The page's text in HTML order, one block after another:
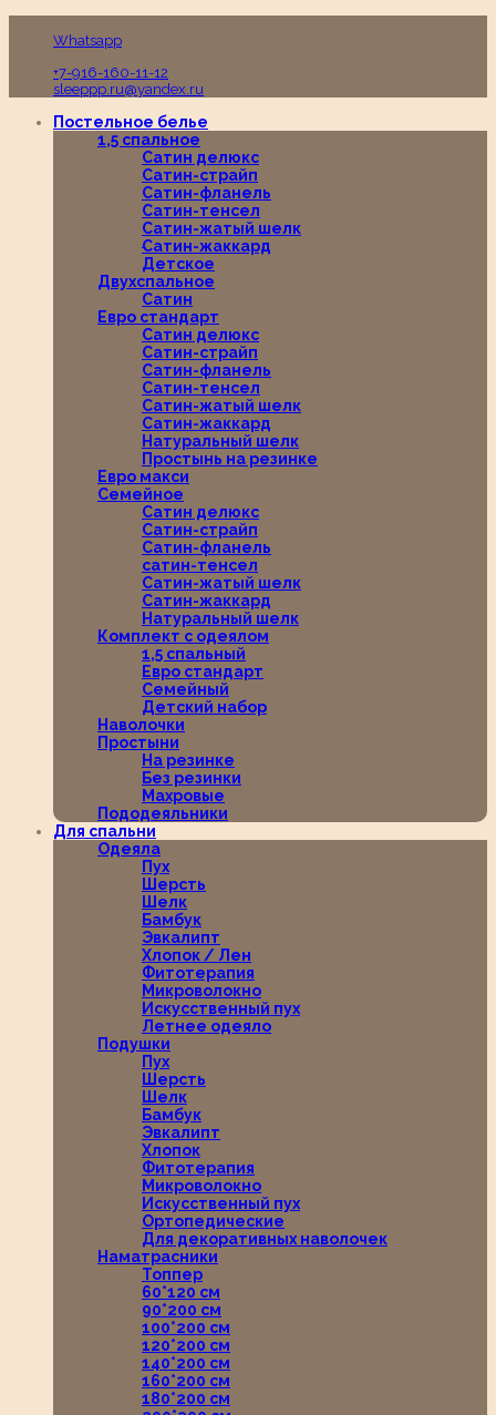
Whatsapp
+7-916-160-11-12
sleeppp.ru@yandex.ru
Постельное белье
1,5 спальное
Сатин делюкс
Сатин-страйп
Сатин-фланель
Сатин-тенсел
Сатин-жатый шелк
Сатин-жаккард
Детское
Двухспальное
Сатин
Евро стандарт
Сатин делюкс
Сатин-страйп
Сатин-фланель
Сатин-тенсел
Сатин-жатый шелк
Сатин-жаккард
Натуральный шелк
Простынь на резинке
Евро макси
Семейное
Сатин делюкс
Сатин-страйп
Сатин-фланель
сатин-тенсел
Сатин-жатый шелк
Сатин-жаккард
Натуральный шелк
Комплект с одеялом
1,5 спальный
Евро стандарт
Семейный
Детский набор
Наволочки
Простыни
На резинке
Без резинки
Махровые
Пододеяльники
Для спальни
Одеяла
Пух
Шерсть
Шелк
Бамбук
Эвкалипт
Хлопок / Лен
Фитотерапия
Микроволокно
Искусственный пух
Летнее одеяло
Подушки
Пух
Шерсть
Шелк
Бамбук
Эвкалипт
Хлопок
Фитотерапия
Микроволокно
Искусственный пух
Ортопедические
Для декоративных наволочек
Наматрасники
Топпер
60*120 см
90*200 см
100*200 см
120*200 см
140*200 см
160*200 см
180*200 см